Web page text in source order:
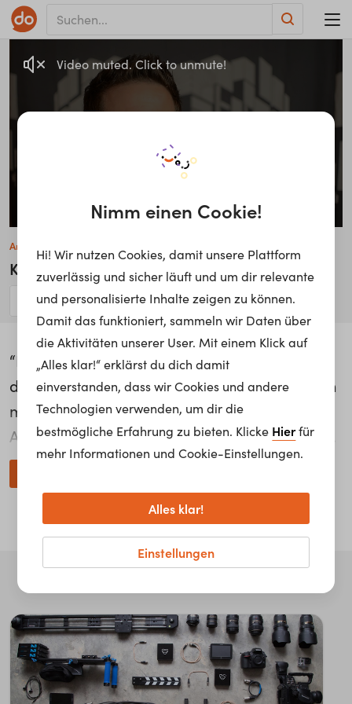
Video muted. Click to unmute!
Andreas Scheurer
Kameramann
“Einmal dreht man im Bergwerk, dann über
dem Berg im Helikopter, dann wieder drinnen
mit Komödianten.” Diese Abwechslung ist für
Andreas Scheurer das Coolste an seinem Job.
Als Kamera-Assistent ist er für Ton, Licht und
die Vorbereitung der Kamera verantwortlich.
Sein Ratschlag: “Es ist total o.k. vieles
auszuprobieren, denn nur durch die
Erfahrungen weißt du, was du gerne machst.”
Nimm einen Cookie!
Hi! Wir nutzen Cookies, damit unsere Plattform
zuverlässig und sicher läuft und um dir relevante
und personalisierte Inhalte zeigen zu können.
Damit das funktioniert, sammeln wir Daten über
die Aktivitäten unserer User. Mit einem Klick auf
„Alles klar!“ erklärst du dich damit
einverstanden, dass wir Cookies und andere
Technologien verwenden, um dir die
bestmögliche Erfahrung zu bieten. Klicke Hierfür
mehr Informationen und Cookie-Einstellungen.
Einstellungen
Alles klar!